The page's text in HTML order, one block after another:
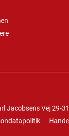
Jacobsens Vej 29-